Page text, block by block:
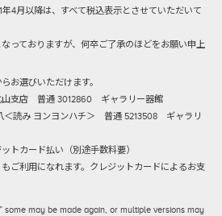
4月以降は、すべて税込表示とさせていただいて
っておりますが、何卒ご了承のほどをお願い申上
お選びいただけます。
支店 普通 3012860 ギャラリー器館
＜読み ヨンヨンハチ＞ 普通 5213508 ギャラリ
カード払い（別途手数料要）
ご利用になれます。クレジットカードによるお支
some may be made again, or multiple versions may